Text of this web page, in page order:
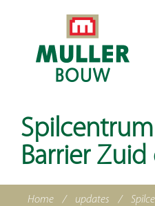
Barrier
Home / updates /